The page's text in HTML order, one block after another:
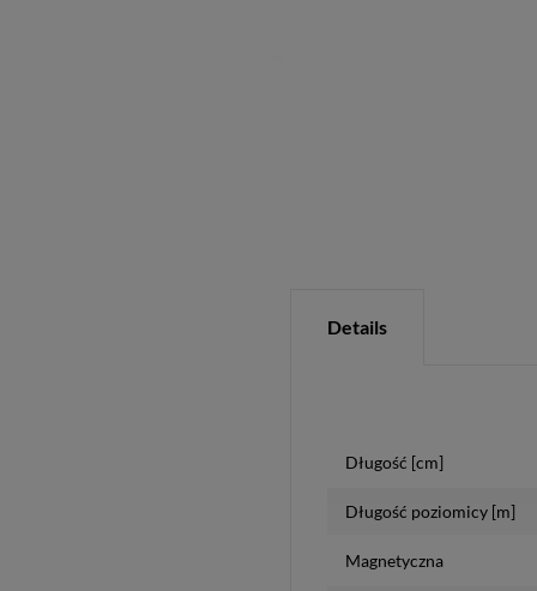
Details
Długość [cm]
Długość poziomicy [m]
Magnetyczna